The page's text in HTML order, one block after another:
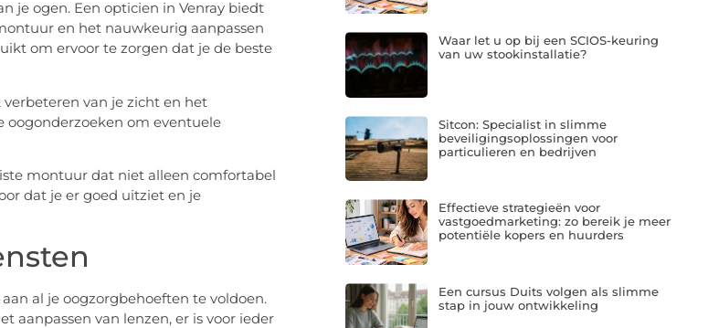
je ogen. Een opticien in Venray biedt
en het nauwkeurig aanpassen
om ervoor te zorgen dat je de beste
van je zicht en het
oogonderzoeken om eventuele
montuur dat niet alleen comfortabel
dat je er goed uitziet en je
al je oogzorgbehoeften te voldoen.
aanpassen van lenzen, er is voor ieder
Waar let u op bij een SCIOS-keuring
van uw stookinstallatie?
Sitcon: Specialist in slimme
beveiligingsoplossingen voor
particulieren en bedrijven
Effectieve strategieën voor
vastgoedmarketing: zo bereik je meer
potentiële kopers en huurders
Een cursus Duits volgen als slimme
stap in jouw ontwikkeling